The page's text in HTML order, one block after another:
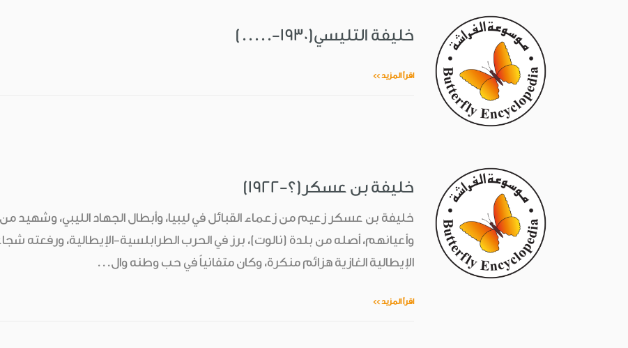
خليفة التليسي(1930-.....)
اقرأ المزيد >>
خليفة بن عسكر(؟-1922)
خليفة بن عسكر زعيم من زعماء القبائل في ليبيا، وأبطال الجهاد الليبي، وشهيد من
وأعيانهم، أصله من بلدة (نالوت)، برز في الحرب الطرابلسية-الإيطالية، ورفعته
الإيطالية الغازية هزائم منكرة، وكان متفانياً في حب وطنه وال...
اقرأ المزيد >>